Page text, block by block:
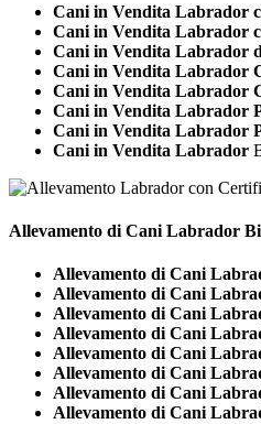
Cani in Vendita Labrador
Cani in Vendita Labrador
Cani in Vendita Labrador
Cani in Vendita Labrador
Cani in Vendita Labrador
Cani in Vendita Labrador
Cani in Vendita Labrador
Cani in Vendita Labrador
Allevamento di Cani Labrador
Allevamento di Cani
Allevamento di Cani
Allevamento di Cani
Allevamento di Cani
Allevamento di Cani
Allevamento di Cani
Allevamento di Cani
Allevamento di Cani